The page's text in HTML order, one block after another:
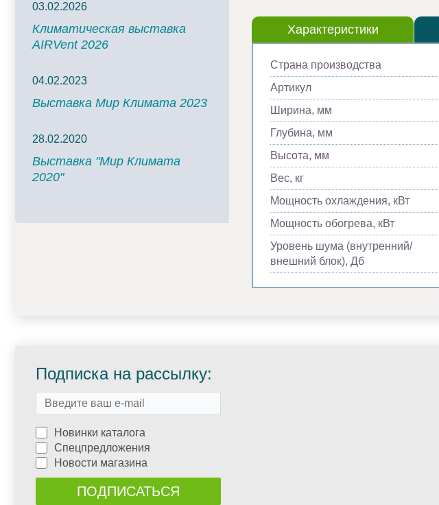
03.02.2026
Климатическая выставка
AIRVent 2026
04.02.2023
Выставка Мир Климата 2023
28.02.2020
Выставка "Мир Климата
2020"
Характеристики
Страна производства
Артикул
Ширина, мм
Глубина, мм
Высота, мм
Вес, кг
Мощность охлаждения, кВт
Мощность обогрева, кВт
Уровень шума (внутренний/
внешний блок), Дб
Подписка на рассылку:
Новинки каталога
Спецпредложения
Новости магазина